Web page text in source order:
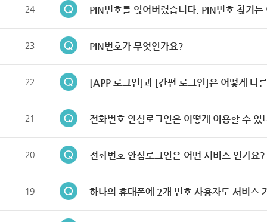
24 PIN번호를 잊어버렸습니다. PIN번호 찾기는
23 PIN번호가 무엇인가요?
22 [APP 로그인]과 [간편 로그인]은 어떻게 다
21 전화번호 안심로그인은 어떻게 이용할 수 있
20 전화번호 안심로그인은 어떤 서비스 인가요?
19 하나의 휴대폰에 2개 번호 사용자도 서비스